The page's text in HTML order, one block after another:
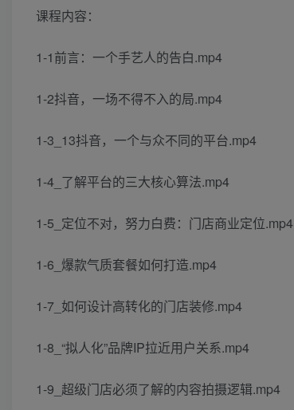
课程内容：
1-1前言：一个手艺人的告白.mp4
1-2抖音，一场不得不入的局.mp4
1-3_13抖音，一个与众不同的平台.mp4
1-4_了解平台的三大核心算法.mp4
1-5_定位不对，努力白费：门店商业定位.mp4
1-6_爆款气质套餐如何打造.mp4
1-7_如何设计高转化的门店装修.mp4
1-8_“拟人化”品牌IP拉近用户关系.mp4
1-9_超级门店必须了解的内容拍摄逻辑.mp4